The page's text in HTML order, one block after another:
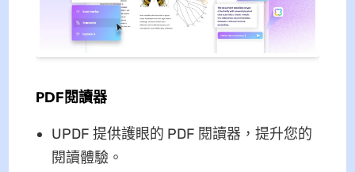
PDF閱讀器
UPDF 提供護眼的 PDF 閱讀器，提升您的
閱讀體驗。